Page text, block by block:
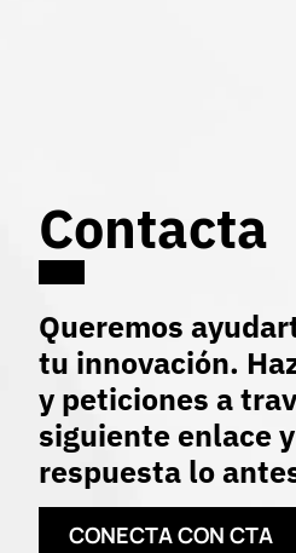
Contacta
Queremos
tu innovación.
y peticiones a
siguiente enlace
respuesta lo
CONECTA CON CTA